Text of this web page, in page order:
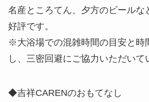
名産ところてん、夕方のビールな
好評です。
※大浴場での混雑時間の目安と時
し、三密回避にご協力いただいて
◆吉祥CARENのおもてなし